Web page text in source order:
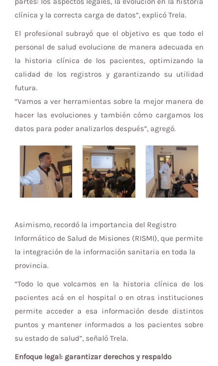
clínica y la correcta carga de datos”, explicó Trela.
El profesional subrayó que el objetivo es que todo el
personal de salud evolucione de manera adecuada en
la historia clínica de los pacientes, optimizando la
calidad de los registros y garantizando su utilidad
futura.
“Vamos a ver herramientas sobre la mejor manera de
hacer las evoluciones y también cómo cargamos los
datos para poder analizarlos después”, agregó.
Asimismo, recordó la importancia del Registro
Informático de Salud de Misiones (RISMI), que permite
la integración de la información sanitaria en toda la
provincia.
“Todo lo que volcamos en la historia clínica de los
pacientes acá en el hospital o en otras instituciones
permite acceder a esa información desde distintos
puntos y mantener informados a los pacientes sobre
su estado de salud”, señaló Trela.
Enfoque legal: garantizar derechos y respaldo